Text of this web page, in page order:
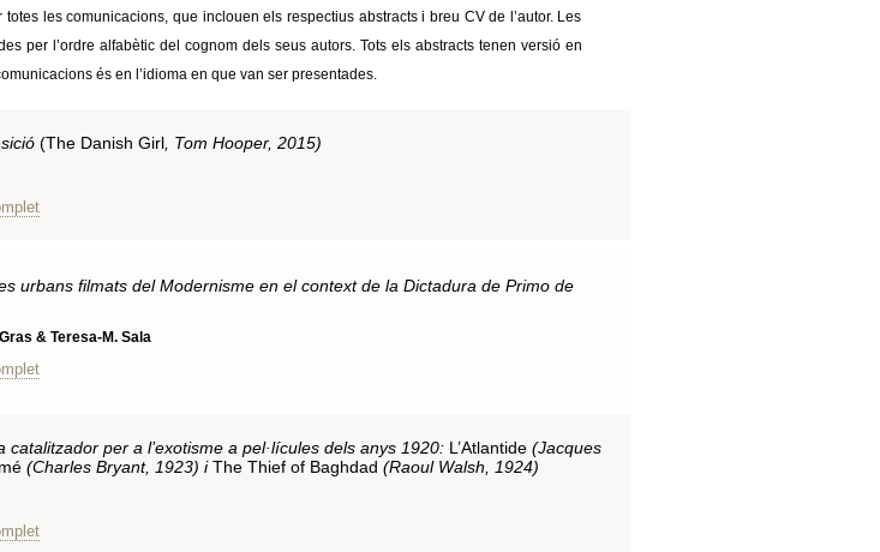
les comunicacions, que inclouen els respectius abstracts i breu CV de l’autor. Les
per l’ordre alfabètic del cognom dels seus autors. Tots els abstracts tenen versió en
és en l’idioma en que van ser presentades.
(The Danish Girl, Tom Hooper, 2015)
urbans filmats del Modernisme en el context de la Dictadura de Primo de
& Teresa-M. Sala
catalitzador per a l’exotisme a pel·lícules dels anys 1920: L’Atlantide(Jacques
(Charles Bryant, 1923) iThe Thief of Baghdad (Raoul Walsh, 1924)